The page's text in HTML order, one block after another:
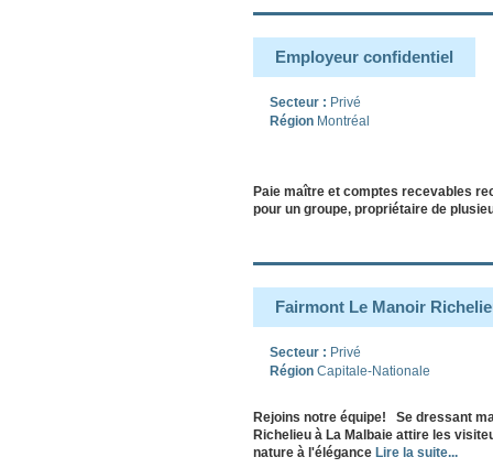
Employeur confidentiel
Secteur : Privé
Région Montréal
Paie maître et comptes recevables
pour un groupe, propriétaire de
Fairmont Le Manoir
Secteur : Privé
Région Capitale-Nationale
Rejoins notre équipe! Se dressant
Richelieu à La Malbaie attire les
nature à l'élégance Lire la suite...